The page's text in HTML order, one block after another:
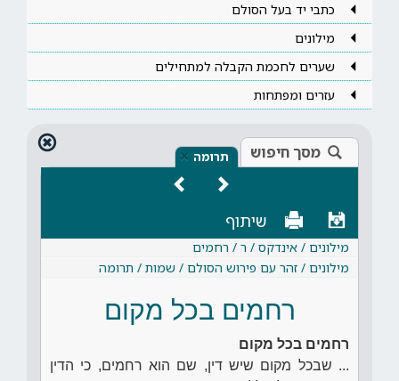
כתבי יד בעל הסולם
מילונים
שערים לחכמת הקבלה למתחילים
עזרים ומפתחות
מסך חיפוש תרומה ×
שיתוף
מילונים / אינדקס / ר / רחמים
מילונים / זהר עם פירוש הסולם / שמות / תרומה
רחמים בכל מקום
רחמים בכל מקום
... שבכל מקום שיש דין, שם הוא רחמים, כי הדין